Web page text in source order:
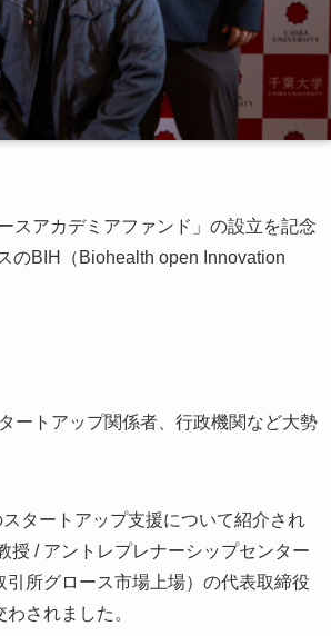
スアカデミアファンド」の設立を記念
のBIH（Biohealth open Innovation
ートアップ関係者、行政機関など大勢
タートアップ支援について紹介され
授 / アントレプレナーシップセンター
所グロース市場上場）の代表取締役
されました。